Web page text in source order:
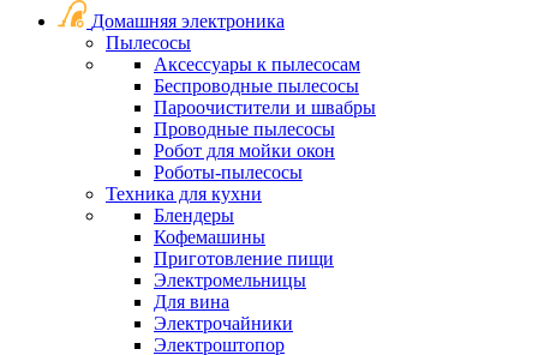
Домашняя электроника
Пылесосы
Аксессуары к пылесосам
Беспроводные пылесосы
Пароочистители и швабры
Проводные пылесосы
Робот для мойки окон
Роботы-пылесосы
Техника для кухни
Блендеры
Кофемашины
Приготовление пищи
Электромельницы
Для вина
Электрочайники
Электроштопор